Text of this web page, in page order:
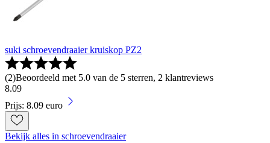
suki schroevendraaier kruiskop PZ2
(2)Beoordeeld met 5.0 van de 5 sterren, 2 klantreviews
8.09
Prijs: 8.09 euro
Bekijk alles in schroevendraaier